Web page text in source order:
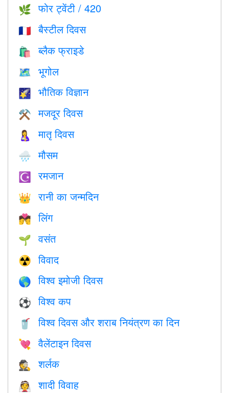
🌿 फोर ट्वेंटी / 420
🇫🇷 बैस्टील दिवस
🛍 ब्लैक फ्राइडे
🗺 भूगोल
🌠 भौतिक विज्ञान
⚒️ मजदूर दिवस
🤱 मातृ दिवस
🌧 मौसम
☪️ रमजान
👑 रानी का जन्मदिन
💏 लिंग
🌱 वसंत
☢️ विवाद
🌎 विश्व इमोजी दिवस
⚽ विश्व कप
🥤 विश्व दिवस और शराब नियंत्रण का दिन
💘 वैलेंटाइन दिवस
🕵️ शर्लक
👰 शादी विवाह